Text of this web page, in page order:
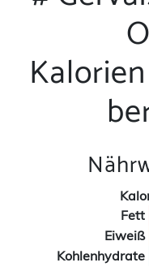
Fett
Eiweiß
Kohlenhydrate